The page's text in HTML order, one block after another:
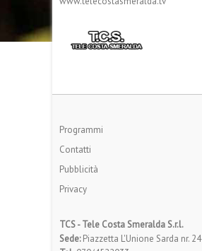
Programmi
Contatti
Pubblicità
Privacy
TCS - Tele Costa Smeralda S.r.l.
Sede:Piazzetta L'Unione Sarda nr. 24